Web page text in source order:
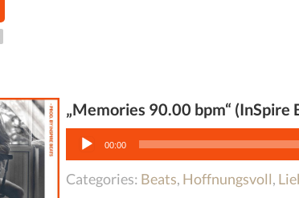
„Memories 90.00 bpm“ (InSpire
Audio-
Player
00:00
Categories: Beats, Hoffnungsvoll,